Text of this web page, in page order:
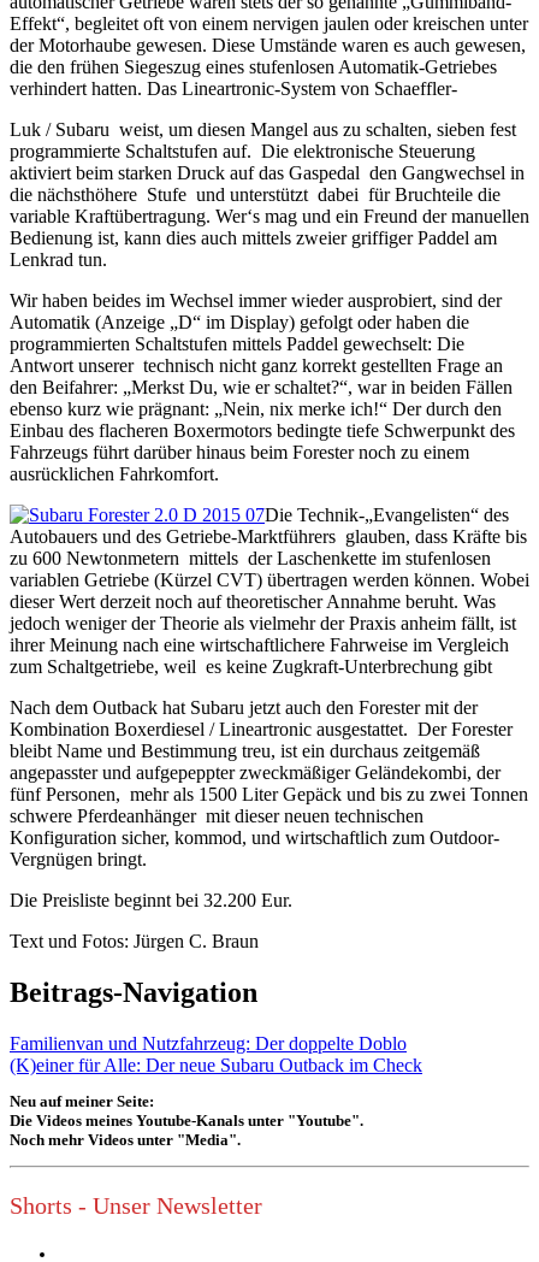
Effekt“, begleitet oft von einem nervigen jaulen oder kreischen unter
der Motorhaube gewesen. Diese Umstände waren es auch gewesen,
die den frühen Siegeszug eines stufenlosen Automatik-Getriebes
verhindert hatten. Das Lineartronic-System von Schaeffler-
Luk / Subaru weist, um diesen Mangel aus zu schalten, sieben fest
programmierte Schaltstufen auf. Die elektronische Steuerung
aktiviert beim starken Druck auf das Gaspedal den Gangwechsel in
die nächsthöhere Stufe und unterstützt dabei für Bruchteile die
variable Kraftübertragung. Wer‘s mag und ein Freund der manuellen
Bedienung ist, kann dies auch mittels zweier griffiger Paddel am
Lenkrad tun.
Wir haben beides im Wechsel immer wieder ausprobiert, sind der
Automatik (Anzeige „D“ im Display) gefolgt oder haben die
programmierten Schaltstufen mittels Paddel gewechselt: Die
Antwort unserer technisch nicht ganz korrekt gestellten Frage an
den Beifahrer: „Merkst Du, wie er schaltet?“, war in beiden Fällen
ebenso kurz wie prägnant: „Nein, nix merke ich!“ Der durch den
Einbau des flacheren Boxermotors bedingte tiefe Schwerpunkt des
Fahrzeugs führt darüber hinaus beim Forester noch zu einem
ausrücklichen Fahrkomfort.
Die Technik-„Evangelisten“ des
Autobauers und des Getriebe-Marktführers glauben, dass Kräfte bis
zu 600 Newtonmetern mittels der Laschenkette im stufenlosen
variablen Getriebe (Kürzel CVT) übertragen werden können. Wobei
dieser Wert derzeit noch auf theoretischer Annahme beruht. Was
jedoch weniger der Theorie als vielmehr der Praxis anheim fällt, ist
ihrer Meinung nach eine wirtschaftlichere Fahrweise im Vergleich
zum Schaltgetriebe, weil es keine Zugkraft-Unterbrechung gibt
Nach dem Outback hat Subaru jetzt auch den Forester mit der
Kombination Boxerdiesel / Lineartronic ausgestattet. Der Forester
bleibt Name und Bestimmung treu, ist ein durchaus zeitgemäß
angepasster und aufgepeppter zweckmäßiger Geländekombi, der
fünf Personen, mehr als 1500 Liter Gepäck und bis zu zwei Tonnen
schwere Pferdeanhänger mit dieser neuen technischen
Konfiguration sicher, kommod, und wirtschaftlich zum Outdoor-
Vergnügen bringt.
Die Preisliste beginnt bei 32.200 Eur.
Text und Fotos: Jürgen C. Braun
Beitrags-Navigation
Familienvan und Nutzfahrzeug: Der doppelte Doblo
(K)einer für Alle: Der neue Subaru Outback im Check
Neu auf meiner Seite:
Die Videos meines Youtube-Kanals unter "Youtube".
Noch mehr Videos unter "Media".
Shorts - Unser Newsletter